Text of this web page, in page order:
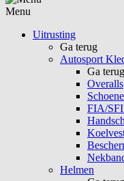
Menu
Uitrusting
Ga terug
Autosport
Ga terug
Overalls
FIA/SFI
Helmen